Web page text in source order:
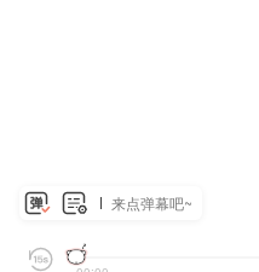
来点弹幕吧~